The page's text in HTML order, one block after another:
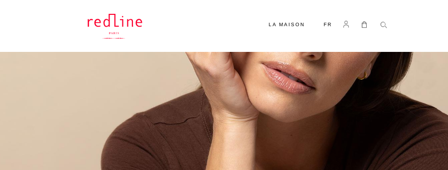
LA MAISON FR Se connecter
Mon panier